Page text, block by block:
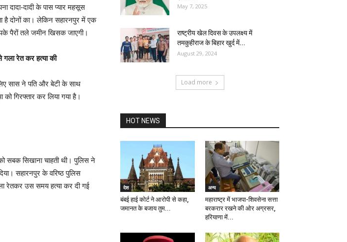
दादा-दादी के पास प्यार महसूस
है दोनों का। लेकिन सहारनपुर में एक
पैरों तले जमीन खिसक जाएगी।
गला रेत कर हत्या की
सास ने पति और बेटी के साथ
गिरफ्तार कर लिया गया है।
सिखाना चाहती थी। पुलिस ने
सहारनपुर के वरिष्ठ पुलिस
रेतकर उस समय हत्या कर दी गई
May 7, 2025
राष्ट्रीय खेल दिवस के उपलक्ष्य में
तमकुहीराज के बिहार खुर्द में...
August 29, 2024
Load more
HOT NEWS
देश
बंबई हाई कोर्ट ने आरोपी से कहा,
जमानत के बजाय तुम...
अन्य
महाराष्ट्र में भाजपा-शिवसेना सत्ता
बरकरार रखने की ओर अग्रसर,
हरियाणा में...